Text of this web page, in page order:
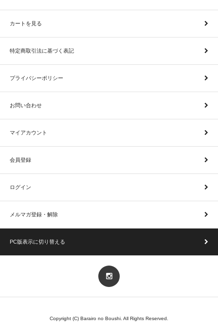
カートを見る
特定商取引法に基づく表記
プライバシーポリシー
お問い合わせ
マイアカウント
会員登録
ログイン
メルマガ登録・解除
PC版表示に切り替える
Copyright (C) Barairo no Boushi. All Rights Reserved.